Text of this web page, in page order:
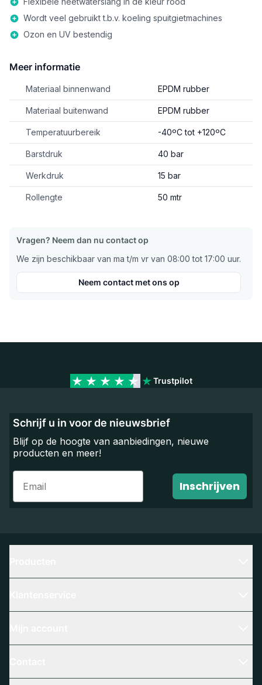
Wordt veel gebruikt t.b.v. koeling spuitgietmachines
Ozon en UV bestendig
Meer informatie
Materiaal binnenwand EPDM rubber
Materiaal buitenwand EPDM rubber
Temperatuurbereik -40ºC tot +120ºC
Barstdruk 40 bar
Werkdruk 15 bar
Rollengte 50 mtr
Vragen? Neem dan nu contact op
We zijn beschikbaar van ma t/m vr van 08:00 tot 17:00 uur.
Neem contact met ons op
Trustpilot
Schrijf u in voor de nieuwsbrief
Blijf op de hoogte van aanbiedingen, nieuwe
producten en meer!
Email
Inschrijven